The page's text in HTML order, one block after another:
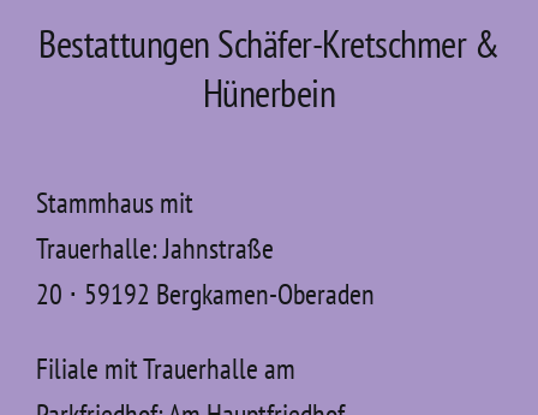
Bestattungen Schäfer-Kretschmer &
Hünerbein
Stammhaus mit
Trauerhalle: Jahnstraße
20 ⋅ 59192 Bergkamen-Oberaden
Filiale mit Trauerhalle am